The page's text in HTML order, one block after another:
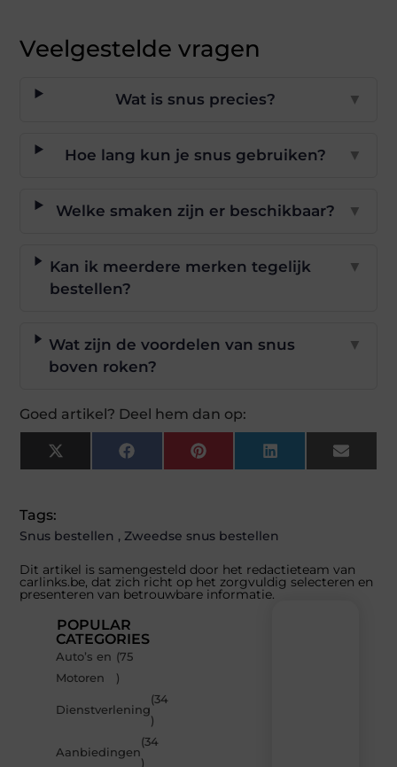
Veelgestelde vragen
Wat is snus precies? ▼
Hoe lang kun je snus gebruiken? ▼
Welke smaken zijn er beschikbaar? ▼
Kan ik meerdere merken tegelijk
bestellen?
▼
Wat zijn de voordelen van snus
boven roken?
▼
Goed artikel? Deel hem dan op:
X
(Twitter)
FacebookPinterestLinkedInEmail
Tags:
Snus bestellen ,Zweedse snus bestellen
Dit artikel is samengesteld door het redactieteam van
carlinks.be, dat zich richt op het zorgvuldig selecteren en
presenteren van betrouwbare informatie.
POPULAR
CATEGORIES
Auto’s en
Motoren
(75
)
Dienstverlening
(34
)
Aanbiedingen
(34
)